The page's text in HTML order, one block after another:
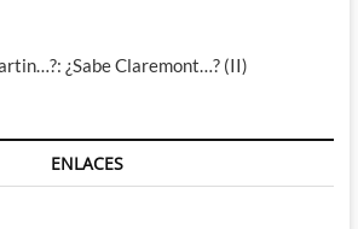
¿Sabe Claremont…? (II)
ENLACES